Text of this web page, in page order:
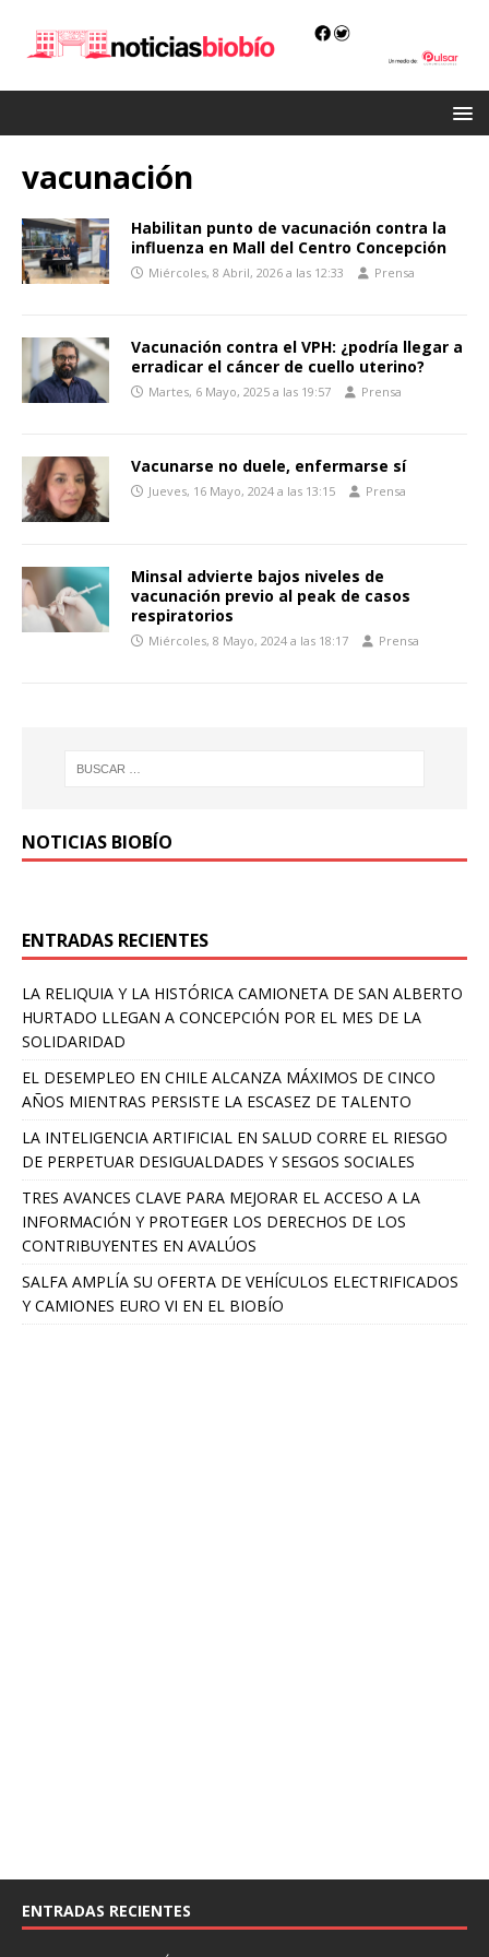
vacunación
Habilitan punto de vacunación contra la
influenza en Mall del Centro Concepción
Miércoles, 8 Abril, 2026 a las 12:33 Prensa
Vacunación contra el VPH: ¿podría llegar a
erradicar el cáncer de cuello uterino?
Martes, 6 Mayo, 2025 a las 19:57 Prensa
Vacunarse no duele, enfermarse sí
Jueves, 16 Mayo, 2024 a las 13:15 Prensa
Minsal advierte bajos niveles de
vacunación previo al peak de casos
respiratorios
Miércoles, 8 Mayo, 2024 a las 18:17 Prensa
NOTICIAS BIOBÍO
ENTRADAS RECIENTES
LA RELIQUIA Y LA HISTÓRICA CAMIONETA DE SAN ALBERTO
HURTADO LLEGAN A CONCEPCIÓN POR EL MES DE LA
SOLIDARIDAD
EL DESEMPLEO EN CHILE ALCANZA MÁXIMOS DE CINCO
AÑOS MIENTRAS PERSISTE LA ESCASEZ DE TALENTO
LA INTELIGENCIA ARTIFICIAL EN SALUD CORRE EL RIESGO
DE PERPETUAR DESIGUALDADES Y SESGOS SOCIALES
TRES AVANCES CLAVE PARA MEJORAR EL ACCESO A LA
INFORMACIÓN Y PROTEGER LOS DERECHOS DE LOS
CONTRIBUYENTES EN AVALÚOS
SALFA AMPLÍA SU OFERTA DE VEHÍCULOS ELECTRIFICADOS
Y CAMIONES EURO VI EN EL BIOBÍO
ENTRADAS RECIENTES